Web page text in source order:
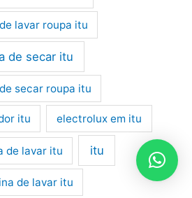
lavar roupa itu
de secar itu
secar roupa itu
itu electrolux em itu
de lavar itu itu
de lavar itu